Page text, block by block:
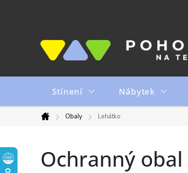
Stínení Nábytek
Domů
Obaly Lehátko
Ochranný